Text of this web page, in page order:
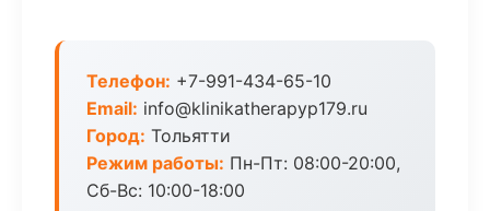
Телефон: +7-991-434-65-10
Email: info@klinikatherapyp179.ru
Город: Тольятти
Режим работы: Пн-Пт: 08:00-20:00,
Сб-Вс: 10:00-18:00